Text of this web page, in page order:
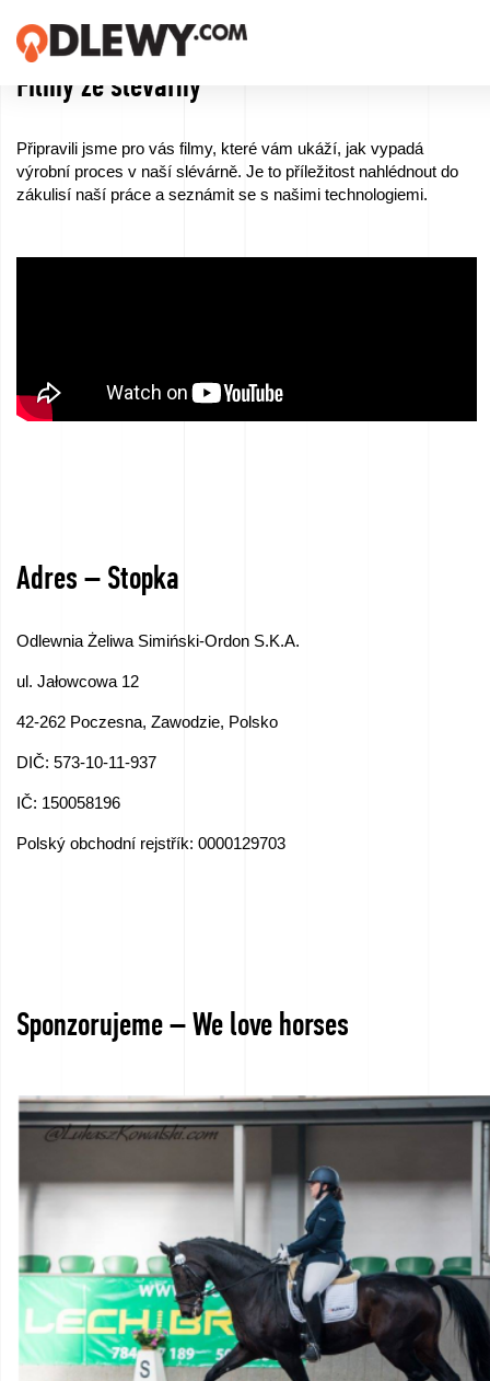
TRADYCJA
Technologie
Podejte
žádost
Zařízení
k
prodeji
Granty
We
Filmy
slévárny
Kontakt
Dotazy
Filmy ze slévárny
Připravili jsme pro vás filmy, které vám ukáží, jak vypadá
výrobní proces v naší slévárně. Je to příležitost nahlédnout do
zákulisí naší práce a seznámit se s našimi technologiemi.
Adres – Stopka
Odlewnia Żeliwa Simiński-Ordon S.K.A.
ul. Jałowcowa 12
42-262 Poczesna, Zawodzie, Polsko
DIČ: 573-10-11-937
IČ: 150058196
Polský obchodní rejstřík: 0000129703
Sponzorujeme – We love horses